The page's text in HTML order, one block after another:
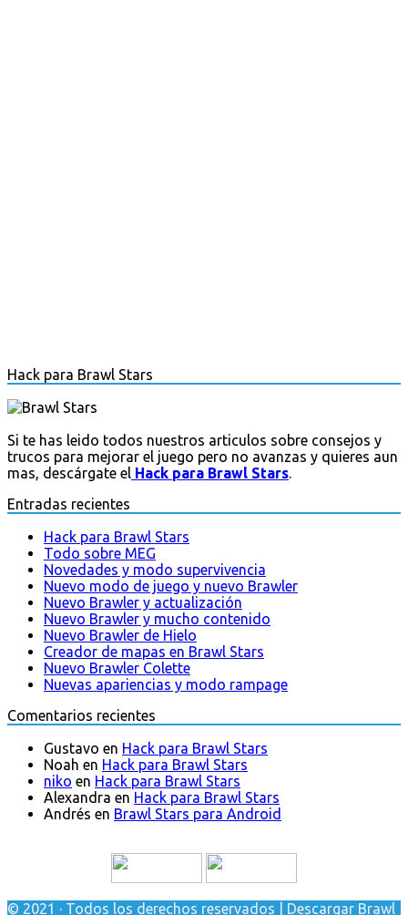
Hack para Brawl Stars
Si te has leido todos nuestros articulos sobre consejos y
trucos para mejorar el juego pero no avanzas y quieres aun
mas, descárgate el Hack para Brawl Stars.
Entradas recientes
Hack para Brawl Stars
Todo sobre MEG
Novedades y modo supervivencia
Nuevo modo de juego y nuevo Brawler
Nuevo Brawler y actualización
Nuevo Brawler y mucho contenido
Nuevo Brawler de Hielo
Creador de mapas en Brawl Stars
Nuevo Brawler Colette
Nuevas apariencias y modo rampage
Comentarios recientes
Gustavo en Hack para Brawl Stars
Noah en Hack para Brawl Stars
niko en Hack para Brawl Stars
Alexandra en Hack para Brawl Stars
Andrés en Brawl Stars para Android
© 2021 · Todos los derechos reservados | Descargar Brawl